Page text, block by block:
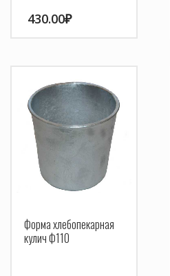
430.00₽
Форма хлебопекарная
кулич Ф110